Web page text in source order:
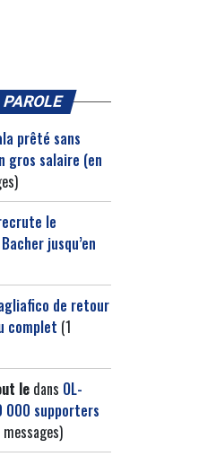
prêté sans
gros salaire (en
le
jusqu’en
de retour
complet (1
le dans OL-
000 supporters
messages)